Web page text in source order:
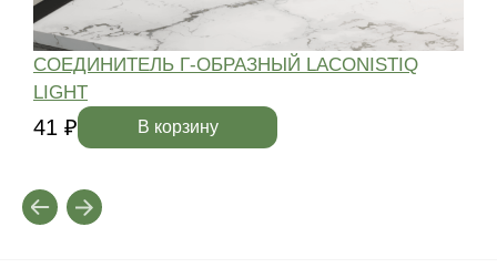
СОЕДИНИТЕЛЬ Г-ОБРАЗНЫЙ LACONISTIQ
LIGHT
41 ₽ В корзину